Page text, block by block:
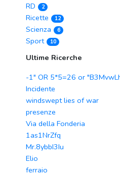
RD 2
Ricette 12
Scienza 6
Sport 10
Ultime Ricerche
-1" OR 5*5=26 or
Incidente
windswept lies of war
presenze
Via della Fonderia
1as1NrZfq
Mr.8ybbI3Iu
Elio
ferraio